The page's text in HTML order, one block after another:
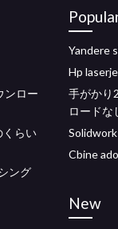
ンロー
くらい
ング
Yandere
Hp
手がかり
ロードな
Cbine
New